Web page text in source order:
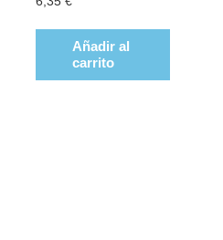
Añadir al
carrito